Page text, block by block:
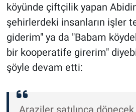
köyünde çiftçilik yapan
şehirlerdeki insanların işler
giderim" ya da "Babam
bir kooperatife girerim"
şöyle devam etti:
Araziler satılınca